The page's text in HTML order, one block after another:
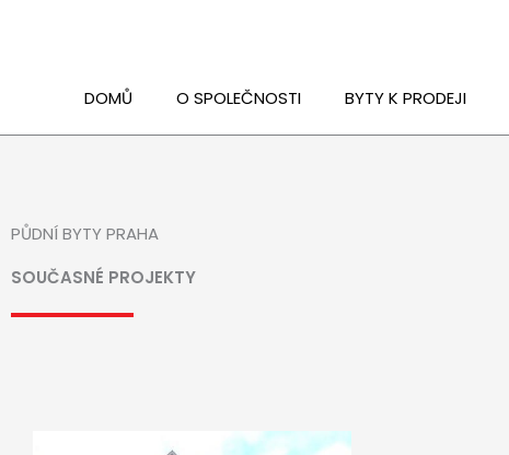
DOMŮ
O SPOLEČNOSTI BYTY K PRODEJI
PŮDNÍ BYTY PRAHA
SOUČASNÉ PROJEKTY